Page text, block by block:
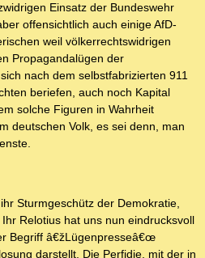
Einsatz der Bundeswehr
offensichtlich auch einige AfD-
weil völkerrechtswidrigen
Propagandalügen der
nach dem selbstfabrizierten 911
beriefen, auch noch Kapital
solche Figuren in Wahrheit
deutschen Volk, es sei denn, man
Sturmgeschütz der Demokratie,
Relotius hat uns nun eindrucksvoll
Begriff â€žLügenpresseâ€œ
darstellt. Die Perfidie, mit der in